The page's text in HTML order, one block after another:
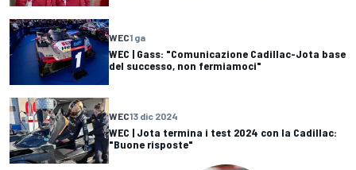
WEC1 ga
WEC | Gass: "Comunicazione Cadillac-Jota base
del successo, non fermiamoci"
WEC13 dic 2024
WEC | Jota termina i test 2024 con la Cadillac:
"Buone risposte"